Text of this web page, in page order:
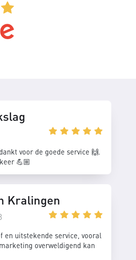
voor de goede service 🙌.
💪🏼
Kralingen
en uitstekende service, vooral
overweldigend kan